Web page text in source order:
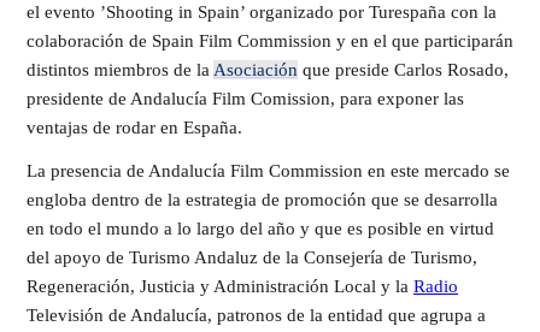
el evento ’Shooting in Spain’ organizado por Turespaña con la
colaboración de Spain Film Commission y en el que participarán
distintos miembros de la Asociación que preside Carlos Rosado,
presidente de Andalucía Film Comission, para exponer las
ventajas de rodar en España.
La presencia de Andalucía Film Commission en este mercado se
engloba dentro de la estrategia de promoción que se desarrolla
en todo el mundo a lo largo del año y que es posible en virtud
del apoyo de Turismo Andaluz de la Consejería de Turismo,
Regeneración, Justicia y Administración Local y la Radio
Televisión de Andalucía, patronos de la entidad que agrupa a